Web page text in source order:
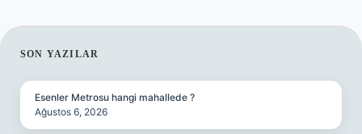
SIDEBAR
SON YAZILAR
Esenler Metrosu hangi mahallede ?
Ağustos 6, 2026